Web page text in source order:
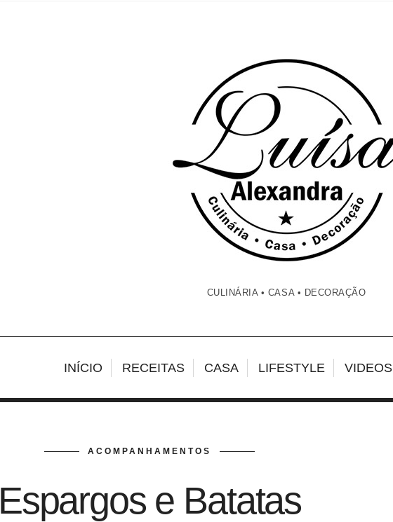
CULINÁRIA • CASA • DECORAÇÃO
INÍCIO RECEITAS CASA LIFESTYLE VIDEOS
ACOMPANHAMENTOS
Espargos e Batatas